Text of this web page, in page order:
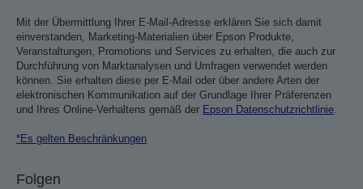
Mit der Übermittlung Ihrer E-Mail-Adresse erklären Sie sich damit
einverstanden, Marketing-Materialien über Epson Produkte,
Veranstaltungen, Promotions und Services zu erhalten, die auch zur
Durchführung von Marktanalysen und Umfragen verwendet werden
können. Sie erhalten diese per E-Mail oder über andere Arten der
elektronischen Kommunikation auf der Grundlage Ihrer Präferenzen
und Ihres Online-Verhaltens gemäß der Epson Datenschutzrichtlinie.
*Es gelten Beschränkungen
Folgen